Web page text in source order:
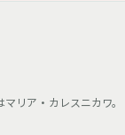
リア・カレスニカワ。